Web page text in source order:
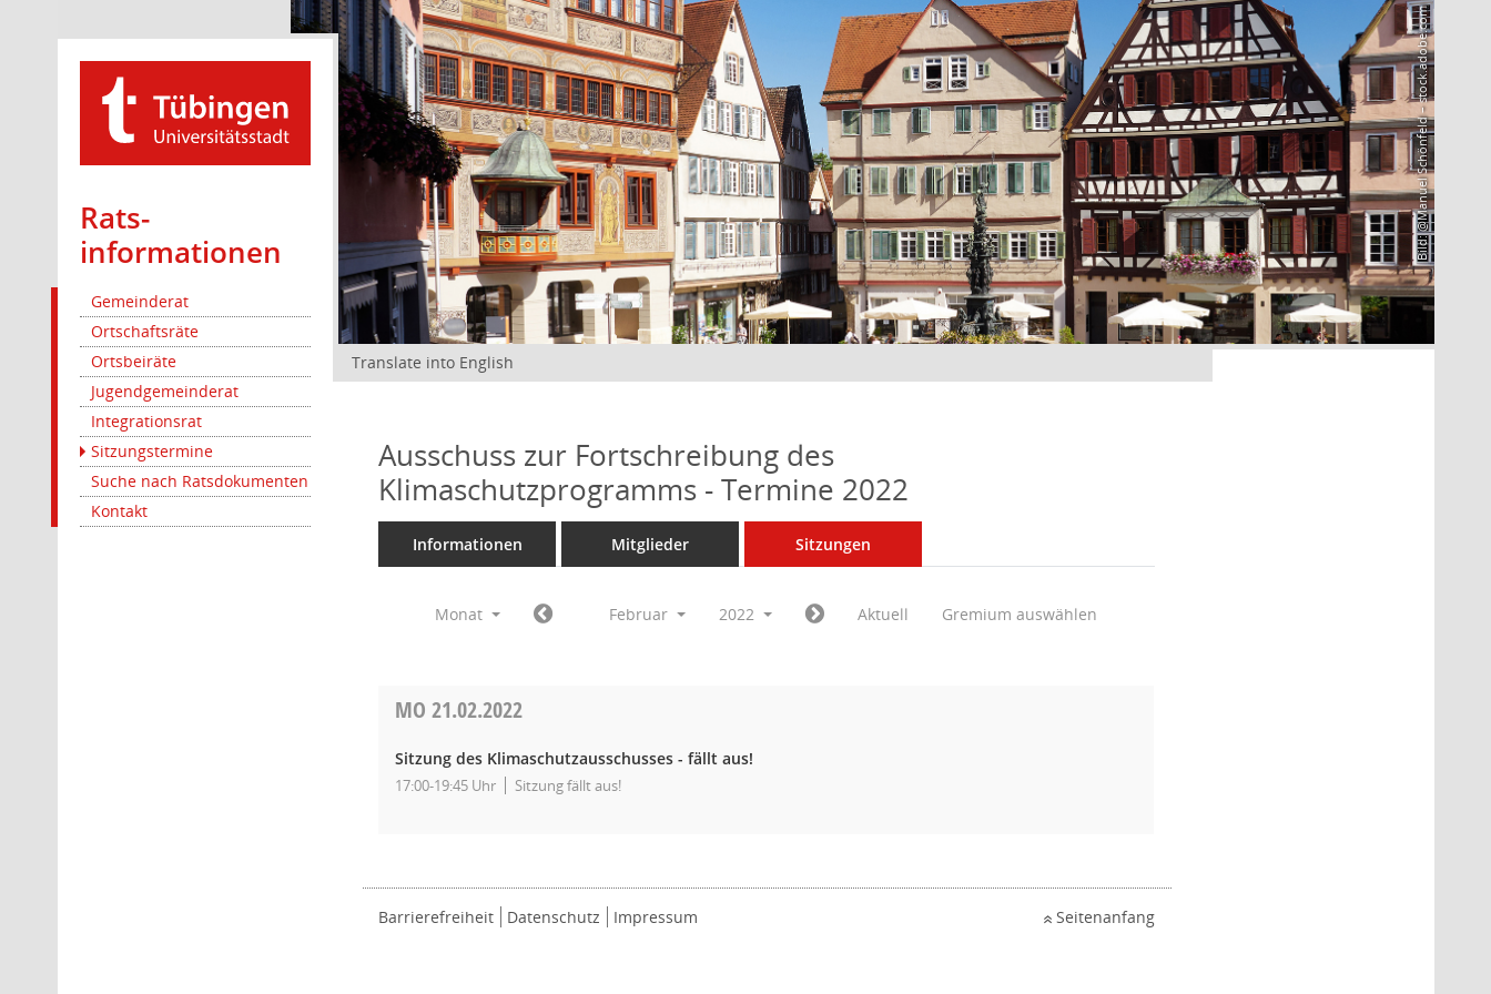
Rats­
informationen
Gemeinderat
Ortschaftsräte
Ortsbeiräte
Jugendgemeinderat
Integrationsrat
Sitzungstermine
Suche nach Ratsdokumenten
Kontakt
Bild: @Manuel Schönfeld – stock.adobe.com
Translate into English
Ausschuss zur Fortschreibung des
Klimaschutzprogramms - Termine 2022
Informationen Mitglieder Sitzungen
Monat Februar 2022 Aktuell Gremium auswählen
MO21.02.2022
Sitzung des Klimaschutzausschusses - fällt aus!
17:00-19:45 Uhr Sitzung fällt aus!
Barrierefreiheit Datenschutz Impressum Seitenanfang